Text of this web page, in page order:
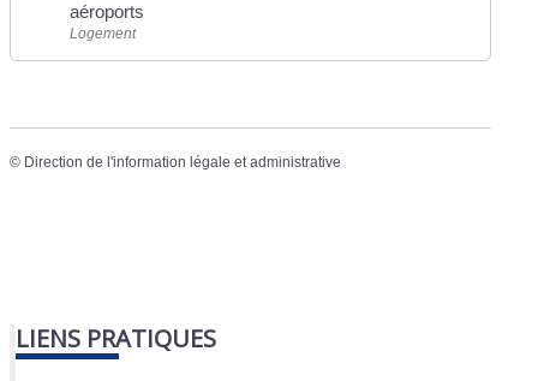
aéroports
Logement
© Direction de l'information légale et administrative
LIENS PRATIQUES